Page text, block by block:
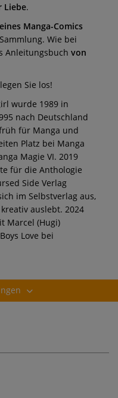
Liebe.
Manga-Comics
Wie bei
Anleitungsbuch von
Sie los!
wurde 1989 in
nach Deutschland
für Manga und
Platz bei Manga
Magie VI. 2019
für die Anthologie
Side Verlag
im Selbstverlag aus,
auslebt. 2024
Marcel (Hugi)
Love bei